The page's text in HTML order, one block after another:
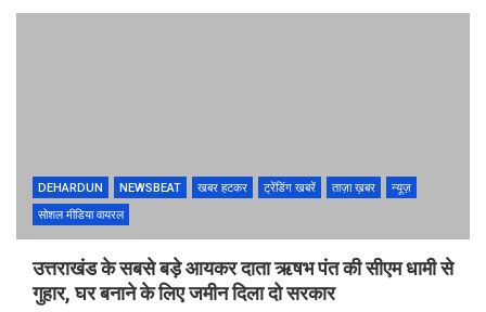
DEHARDUN NEWSBEAT खबर हटकर ट्रेंडिंग खबरें ताज़ा ख़बर
न्यूज़
सोशल मीडिया वायरल
उत्तराखंड के सबसे बड़े आयकर दाता ऋषभ पंत की सीएम धामी से
गुहार, घर बनाने के लिए जमीन दिला दो सरकार